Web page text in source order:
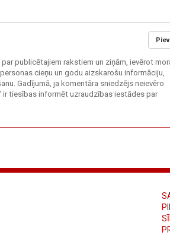
publicētajiem rakstiem un ziņām, ievērot
cieņu un godu aizskarošu informāciju,
Gadījumā, ja komentāra sniedzējs neievēro
tiesības informēt uzraudzības iestādes par